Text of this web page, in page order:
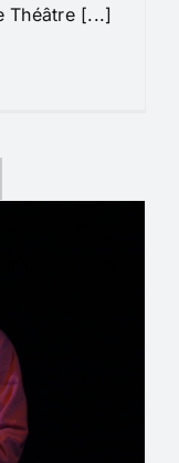
Théâtre [...]